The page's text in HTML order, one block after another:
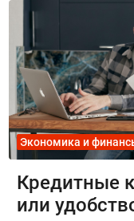
Экономика и
Кредитные
или